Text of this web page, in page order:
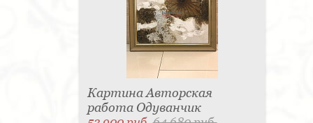
Картина Авторская
работа Одуванчик